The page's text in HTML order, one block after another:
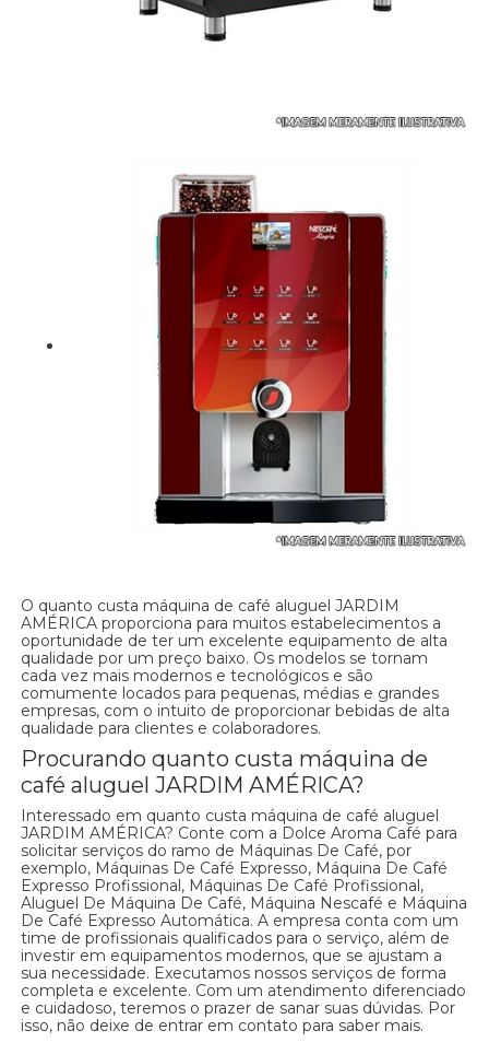
O quanto custa máquina de café aluguel JARDIM
AMÉRICA proporciona para muitos estabelecimentos a
oportunidade de ter um excelente equipamento de alta
qualidade por um preço baixo. Os modelos se tornam
cada vez mais modernos e tecnológicos e são
comumente locados para pequenas, médias e grandes
empresas, com o intuito de proporcionar bebidas de alta
qualidade para clientes e colaboradores.
Procurando quanto custa máquina de
café aluguel JARDIM AMÉRICA?
Interessado em quanto custa máquina de café aluguel
JARDIM AMÉRICA? Conte com a Dolce Aroma Café para
solicitar serviços do ramo de Máquinas De Café, por
exemplo, Máquinas De Café Expresso, Máquina De Café
Expresso Profissional, Máquinas De Café Profissional,
Aluguel De Máquina De Café, Máquina Nescafé e Máquina
De Café Expresso Automática. A empresa conta com um
time de profissionais qualificados para o serviço, além de
investir em equipamentos modernos, que se ajustam a
sua necessidade. Executamos nossos serviços de forma
completa e excelente. Com um atendimento diferenciado
e cuidadoso, teremos o prazer de sanar suas dúvidas. Por
isso, não deixe de entrar em contato para saber mais.